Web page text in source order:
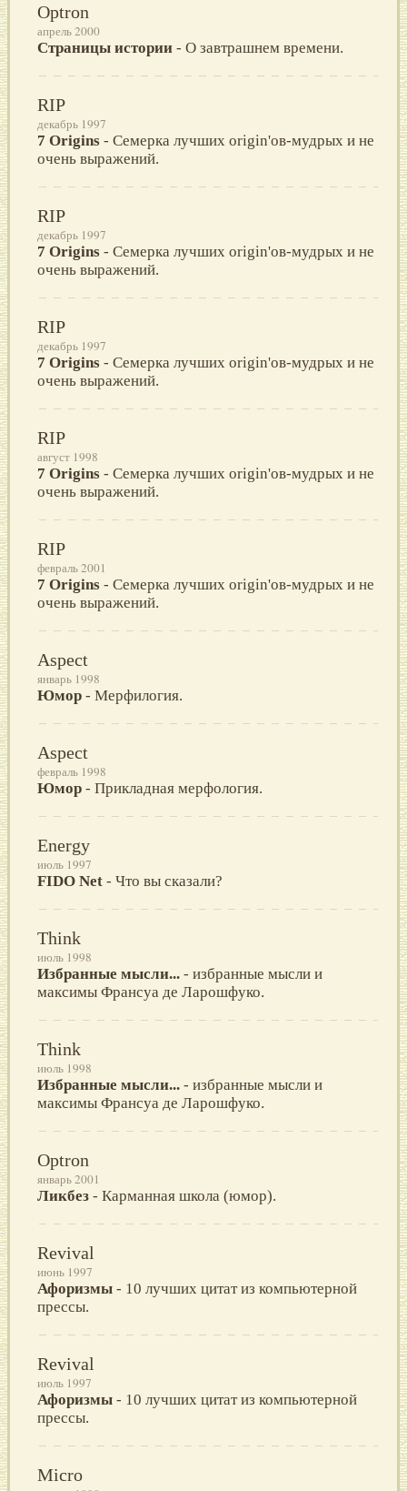
Optron
апрель 2000
Страницы истории - О завтрашнем времени.
RIP
декабрь 1997
7 Origins - Семерка лучших origin'ов-мудрых и не
очень выражений.
RIP
декабрь 1997
7 Origins - Семерка лучших origin'ов-мудрых и не
очень выражений.
RIP
декабрь 1997
7 Origins - Семерка лучших origin'ов-мудрых и не
очень выражений.
RIP
август 1998
7 Origins - Семерка лучших origin'ов-мудрых и не
очень выражений.
RIP
февраль 2001
7 Origins - Семерка лучших origin'ов-мудрых и не
очень выражений.
Aspect
январь 1998
Юмор - Мерфилогия.
Aspect
февраль 1998
Юмор - Прикладная мерфология.
Energy
июль 1997
FIDO Net - Что вы сказали?
Think
июль 1998
Избранные мысли... - избранные мысли и
максимы Франсуа де Ларошфуко.
Think
июль 1998
Избранные мысли... - избранные мысли и
максимы Франсуа де Ларошфуко.
Optron
январь 2001
Ликбез - Карманная школа (юмор).
Revival
июнь 1997
Афоризмы - 10 лучших цитат из компьютерной
прессы.
Revival
июль 1997
Афоризмы - 10 лучших цитат из компьютерной
прессы.
Micro